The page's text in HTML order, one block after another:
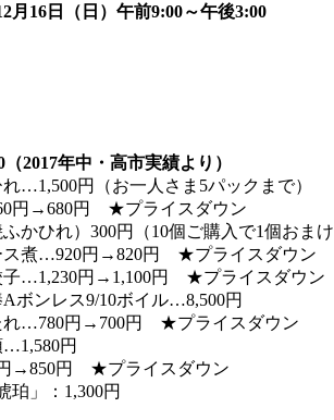
月16日（日）午前9:00～午後3:00
2017年中・高市実績より）
…1,500円（お一人さま5パックまで）
円→680円 ★プライスダウン
かひれ）300円（10個ご購入で1個おまけ
ス煮…920円→820円 ★プライスダウン
子…1,230円→1,100円 ★プライスダウン
ボンレス9/10ボイル…8,500円
れ…780円→700円 ★プライスダウン
円
→850円 ★プライスダウン
珀」：1,300円